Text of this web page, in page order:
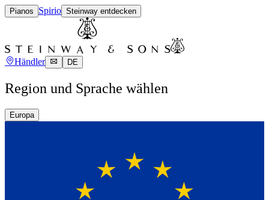
Pianos Spirio Steinway entdecken
Händler DE
Region und Sprache wählen
Europa